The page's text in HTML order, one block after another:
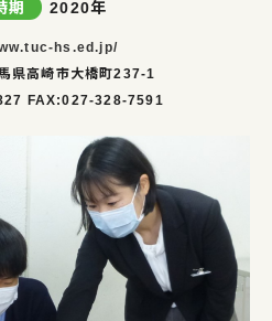
期 2020年
hs.ed.jp/
県高崎市大橋町237-1
FAX:027-328-7591